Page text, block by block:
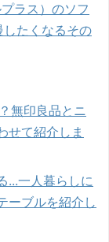
ラス）のソフ
たくなるその
無印良品とニ
せて紹介しま
...一人暮らしに
ーブルを紹介し